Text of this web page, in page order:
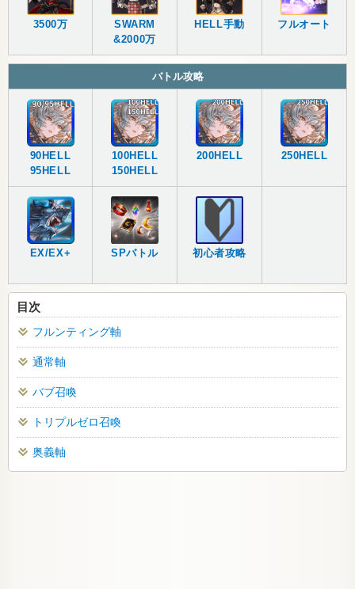
3500万
SWARM
&2000万
HELL手動 フルオート
バトル攻略
90HELL
95HELL
100HELL
150HELL
200HELL 250HELL
EX/EX+ SPバトル 初心者攻略
目次
フルンティング軸
通常軸
バブ召喚
トリプルゼロ召喚
奥義軸